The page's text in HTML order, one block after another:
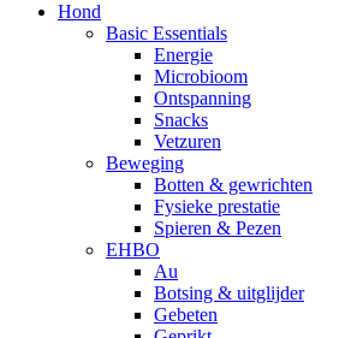
Hond
Basic Essentials
Energie
Microbioom
Ontspanning
Snacks
Vetzuren
Beweging
Botten & gewrichten
Fysieke prestatie
Spieren & Pezen
EHBO
Au
Botsing & uitglijder
Gebeten